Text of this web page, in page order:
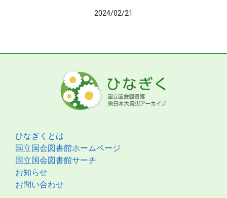
2024/02/21
ひなぎくとは
国立国会図書館ホームページ
国立国会図書館サーチ
お知らせ
お問い合わせ